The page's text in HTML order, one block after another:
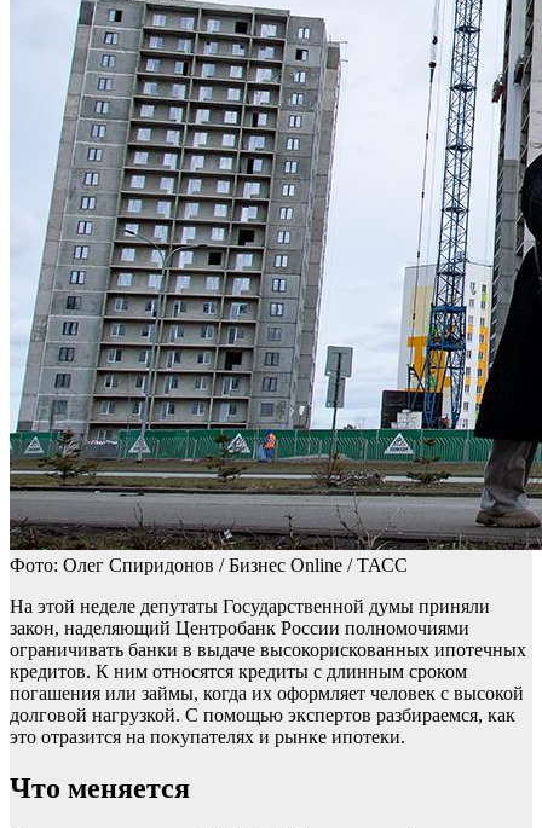
Фото: Олег Спиридонов / Бизнес Online / ТАСС
На этой неделе депутаты Государственной думы приняли
закон, наделяющий Центробанк России полномочиями
ограничивать банки в выдаче высокорискованных ипотечных
кредитов. К ним относятся кредиты с длинным сроком
погашения или займы, когда их оформляет человек с высокой
долговой нагрузкой. С помощью экспертов разбираемся, как
это отразится на покупателях и рынке ипотеки.
Что меняется